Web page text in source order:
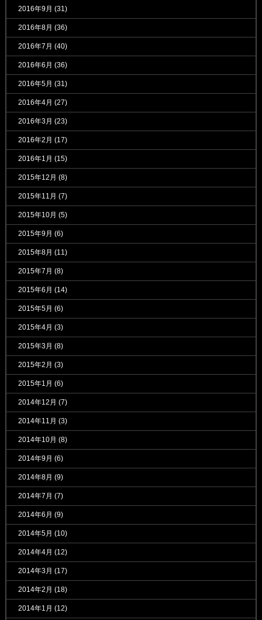
2016年9月 (31)
2016年8月 (36)
2016年7月 (40)
2016年6月 (36)
2016年5月 (31)
2016年4月 (27)
2016年3月 (23)
2016年2月 (17)
2016年1月 (15)
2015年12月 (8)
2015年11月 (7)
2015年10月 (5)
2015年9月 (6)
2015年8月 (11)
2015年7月 (8)
2015年6月 (14)
2015年5月 (6)
2015年4月 (3)
2015年3月 (8)
2015年2月 (3)
2015年1月 (6)
2014年12月 (7)
2014年11月 (3)
2014年10月 (8)
2014年9月 (6)
2014年8月 (9)
2014年7月 (7)
2014年6月 (9)
2014年5月 (10)
2014年4月 (12)
2014年3月 (17)
2014年2月 (18)
2014年1月 (12)